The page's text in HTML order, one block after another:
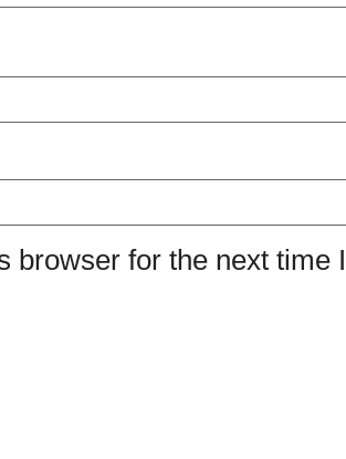
browser for the next time